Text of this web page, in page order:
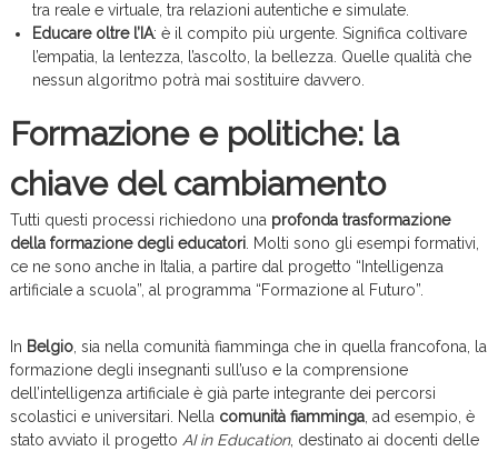
tra reale e virtuale, tra relazioni autentiche e simulate.
Educare oltre l’IA: è il compito più urgente. Significa coltivare
l’empatia, la lentezza, l’ascolto, la bellezza. Quelle qualità che
nessun algoritmo potrà mai sostituire davvero.
Formazione e politiche: la
chiave del cambiamento
Tutti questi processi richiedono una profonda trasformazione
della formazione degli educatori. Molti sono gli esempi formativi,
ce ne sono anche in Italia, a partire dal progetto “Intelligenza
artificiale a scuola”, al programma “Formazione al Futuro”.
In Belgio, sia nella comunità fiamminga che in quella francofona, la
formazione degli insegnanti sull’uso e la comprensione
dell’intelligenza artificiale è già parte integrante dei percorsi
scolastici e universitari. Nella comunità fiamminga, ad esempio, è
stato avviato il progetto AI in Education, destinato ai docenti delle